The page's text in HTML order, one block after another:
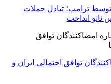
توسط ترامپ؛ تبادل حملات
ناتو انداخت
توافق احتمالی ایران و